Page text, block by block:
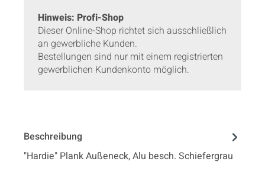
Hinweis: Profi-Shop
Dieser Online-Shop richtet sich ausschließlich
an gewerbliche Kunden.
Bestellungen sind nur mit einem registrierten
gewerblichen Kundenkonto möglich.
Beschreibung
"Hardie" Plank Außeneck, Alu besch. Schiefergrau